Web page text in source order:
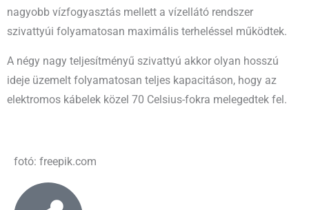
nagyobb vízfogyasztás mellett a vízellátó rendszer
szivattyúi folyamatosan maximális terheléssel működtek.
A négy nagy teljesítményű szivattyú akkor olyan hosszú
ideje üzemelt folyamatosan teljes kapacitáson, hogy az
elektromos kábelek közel 70 Celsius-fokra melegedtek fel.
fotó: freepik.com